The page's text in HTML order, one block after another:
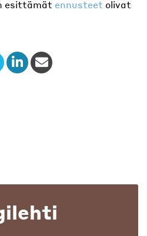
esittämät ennusteet olivat